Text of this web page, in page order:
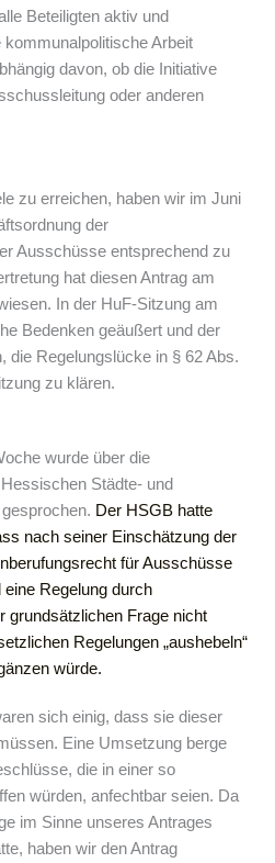
Beteiligten aktiv und
Arbeit
davon, ob die Initiative
oder anderen
zu erreichen, haben wir im Juni
der
Ausschüsse entsprechend zu
hat diesen Antrag am
In der HuF-Sitzung am
Bedenken geäußert und der
die Regelungslücke in § 62 Abs.
zu klären.
wurde über die
Städte- und
Der HSGB hatte
nach seiner Einschätzung der
für Ausschüsse
Regelung durch
grundsätzlichen Frage nicht
Regelungen „aushebeln“
würde.
sich einig, dass sie dieser
Eine Umsetzung berge
die in einer so
würden, anfechtbar seien. Da
im Sinne unseres Antrages
haben wir den Antrag